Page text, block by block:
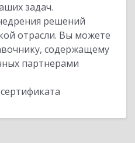
задач.
решений
отрасли. Вы можете
содержащему
партнерами